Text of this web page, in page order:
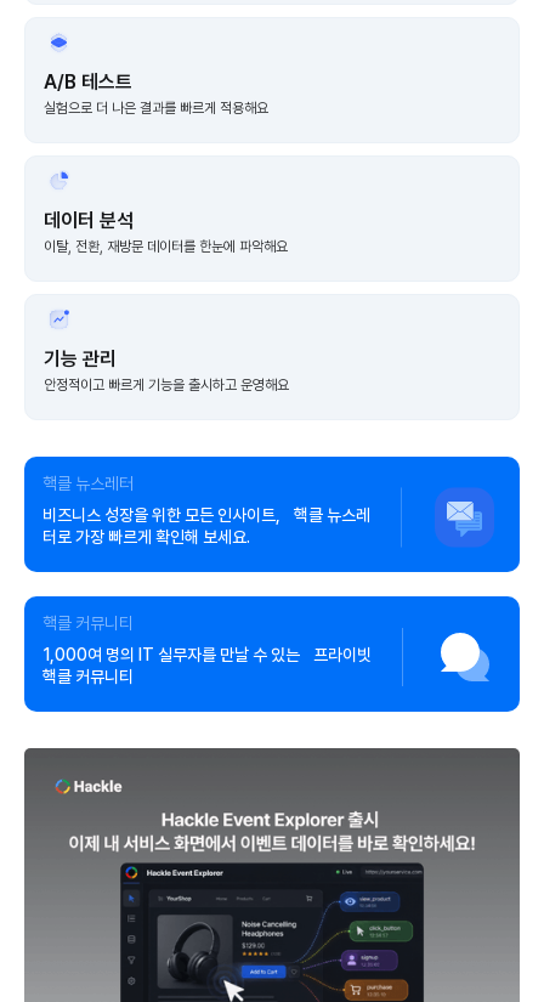
A/B 테스트
실험으로 더 나은 결과를 빠르게 적용해요
데이터 분석
이탈, 전환, 재방문 데이터를 한눈에 파악해요
기능 관리
안정적이고 빠르게 기능을 출시하고 운영해요
핵클 뉴스레터
비즈니스 성장을 위한 모든 인사이트, 핵클 뉴스레
터로 가장 빠르게 확인해 보세요.
핵클 커뮤니티
1,000여 명의 IT 실무자를 만날 수 있는 프라이빗
핵클 커뮤니티